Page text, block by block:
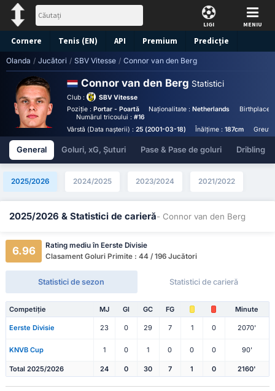
LIGI MENIU
Cornere Tenis (EN) API Premium Predicție
Olanda / Jucători / SBV Vitesse / Connor van den Berg
Connor van den Berg Statistici
Club :
SBV Vitesse
Poziție : Portar - Poartă Naționalitate :Netherlands
Birthplace :
Numărul tricoului :#16
Vârstă (Data nașterii) : 25 (2001-03-18) Înălțime :187cm
General Goluri, xG, Șuturi Pase & Pase de goluri Dribling
2025/2026 2024/2025 2023/2024 2021/2022
2025/2026 & Statistici de carieră- Connor van den Berg
6.96
Rating mediu în Eerste Divisie
Clasament Goluri Primite : 44 / 196 Jucători
Statistici de sezon Statistici de carieră
Competiție MJ Gl GC FG Minute
Eerste Divisie 23 0 29 7 1 0 2070'
KNVB Cup 1 0 1 0 0 0 90'
Total 2025/2026 24 0 30 7 1 0 2160'